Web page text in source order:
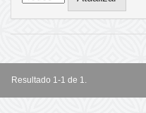
Resultado 1-1 de 1.